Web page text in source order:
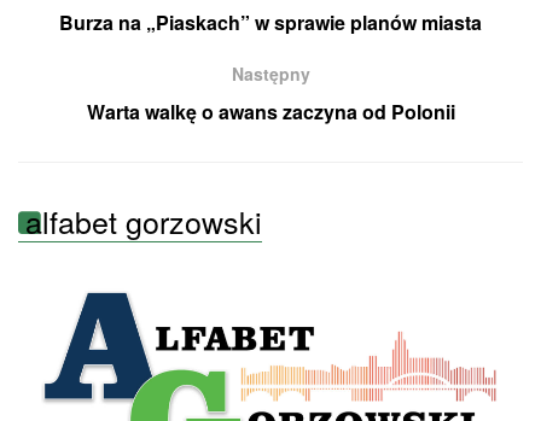
Burza na „Piaskach” w sprawie planów miasta
Następny
Warta walkę o awans zaczyna od Polonii
alfabet gorzowski